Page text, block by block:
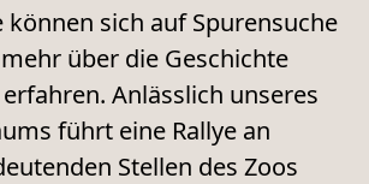
können sich auf Spurensuche
über die Geschichte
Anlässlich unseres
führt eine Rallye an
Stellen des Zoos